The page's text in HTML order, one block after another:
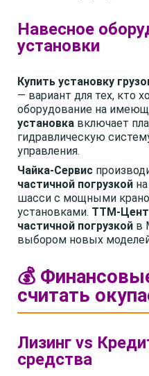
Навесное
установки
Купить установку
— вариант для тех, кто
оборудование на
установка включает
гидравлическую
управления.
Чайка-Сервис
частичной погрузкой
шасси с мощными
установками. ТТМ-
частичной погрузкой в
выбором новых моделей
💰
считать
Лизинг vs
средства